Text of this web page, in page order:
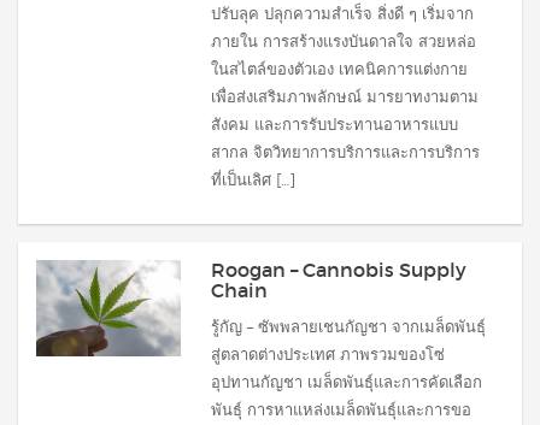
ปรับลุค ปลุกความสำเร็จ สิ่งดี ๆ เริ่มจาก
ภายใน การสร้างแรงบันดาลใจ สวยหล่อ
ในสไตล์ของตัวเอง เทคนิคการแต่งกาย
เพื่อส่งเสริมภาพลักษณ์ มารยาทงามตาม
สังคม และการรับประทานอาหารแบบ
สากล จิตวิทยาการบริการและการบริการ
ที่เป็นเลิศ […]
Roogan – Cannobis Supply
Chain
รู้กัญ – ซัพพลายเชนกัญชา จากเมล็ดพันธุ์
สู่ตลาดต่างประเทศ ภาพรวมของโซ่
อุปทานกัญชา เมล็ดพันธุ์และการคัดเลือก
พันธุ์ การหาแหล่งเมล็ดพันธุ์และการขอ